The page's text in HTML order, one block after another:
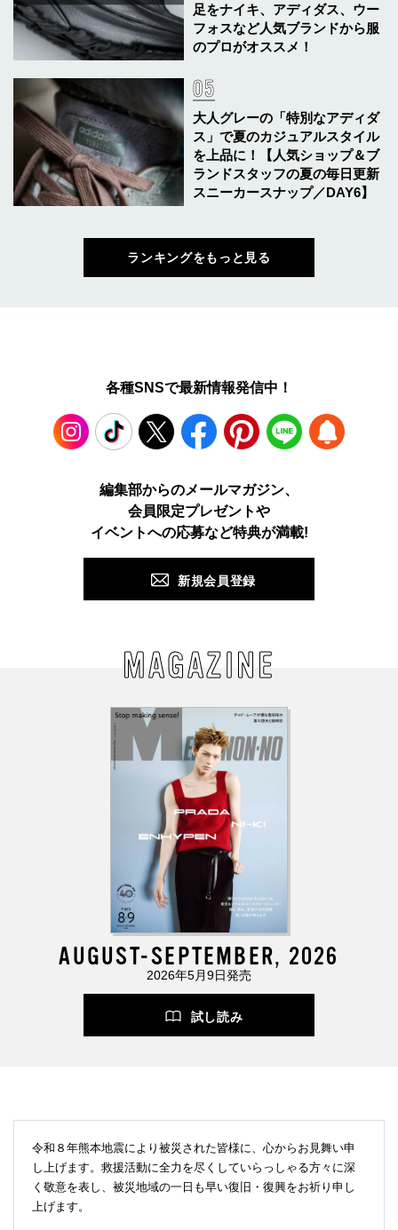
足をナイキ、アディダス、ウー
フォスなど人気ブランドから服
のプロがオススメ！
大人グレーの「特別なアディダ
ス」で夏のカジュアルスタイル
を上品に！【人気ショップ＆ブ
ランドスタッフの夏の毎日更新
スニーカースナップ／DAY6】
ランキングをもっと見る
各種SNSで最新情報発信中！
TikTok Facebook Pinterest LINE
編集部からのメールマガジン、
会員限定プレゼントや
イベントへの応募など特典が満載!
新規会員登録
MAGAZINE
AUGUST-SEPTEMBER, 2026
2026年5月9日発売
試し読み
令和８年熊本地震により被災された皆様に、心からお見舞い申
し上げます。救援活動に全力を尽くしていらっしゃる方々に深
く敬意を表し、被災地域の一日も早い復旧・復興をお祈り申し
上げます。